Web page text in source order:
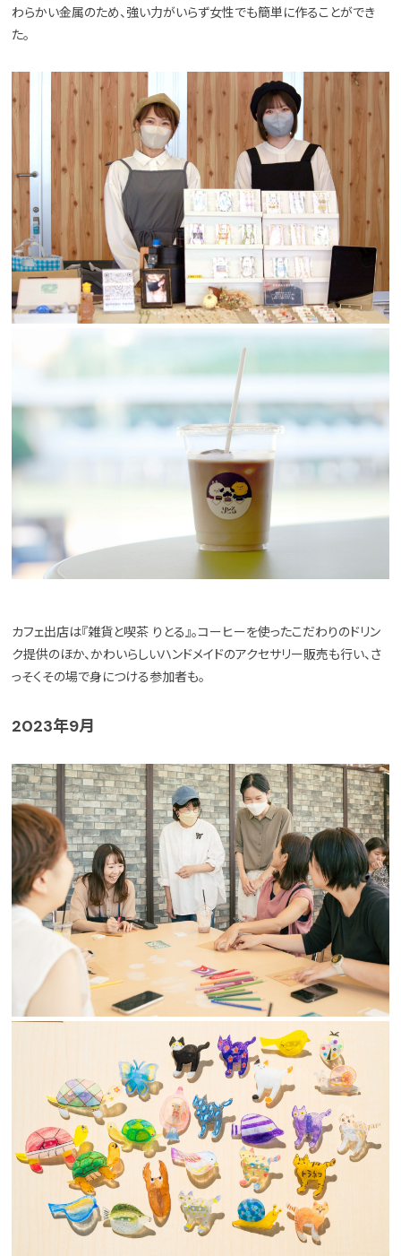
わらかい金属のため、強い力がいらず女性でも簡単に作ることができ
た。
カフェ出店は『雑貨と喫茶 りとる』。コーヒーを使ったこだわりのドリン
ク提供のほか、かわいらしいハンドメイドのアクセサリー販売も行い、さ
っそくその場で身につける参加者も。
2023年9月